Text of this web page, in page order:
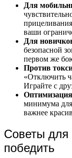
Для
ваши
Для
безопасной
первом же
Против
«Отключить
Играйте с
минимума
важнее
Советы для
победить